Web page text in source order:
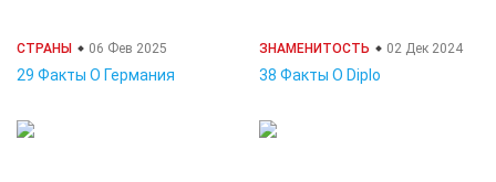
СТРАНЫ 06 Фев 2025
29 Факты О Германия
ЗНАМЕНИТОСТЬ 02 Дек 2024
38 Факты О Diplo